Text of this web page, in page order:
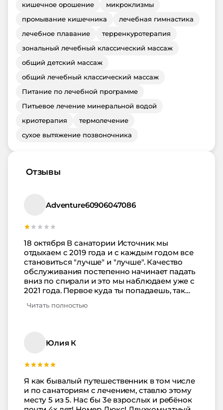
кишечное орошение
микроклизмы
промывание кишечника
лечебная гимнастика
лечебное плавание
терренкуротерапия
зональный лечебный классический массаж
общий детский массаж
общий лечебный классический массаж
Питание по лечебной программе
Питьевое лечение минеральной водой
криотерапия
термолечение
сухое вытяжение позвоночника
Отзывы
Adventure60906047086
18 октября В санатории Источник мы
отдыхаем с 2019 года и с каждым годом все
становиться "лучше" и "лучше". Качество
обслуживания постепенно начинает падать
вниз по спирали и это мы наблюдаем уже с
2021 года. Первое куда ты попадаешь, так
Очевидно, что тренинги не идут на пользу
проводят, но есть сомнения. Простых
скриптом, можно было элементарно
информацию представить не могут,
изворачиваются, придумывают разные
версии на ходу и это происходит не только в
одной смене, а это уже система, которая ни
кем исправляется, а только видно
Читать полностью
Юлия К
Я как бывалый путешественник в том числе
и по санаториям с лечением, ставлю этому
месту 5 из 5. Нас бы 3е взрослых и ребёнок